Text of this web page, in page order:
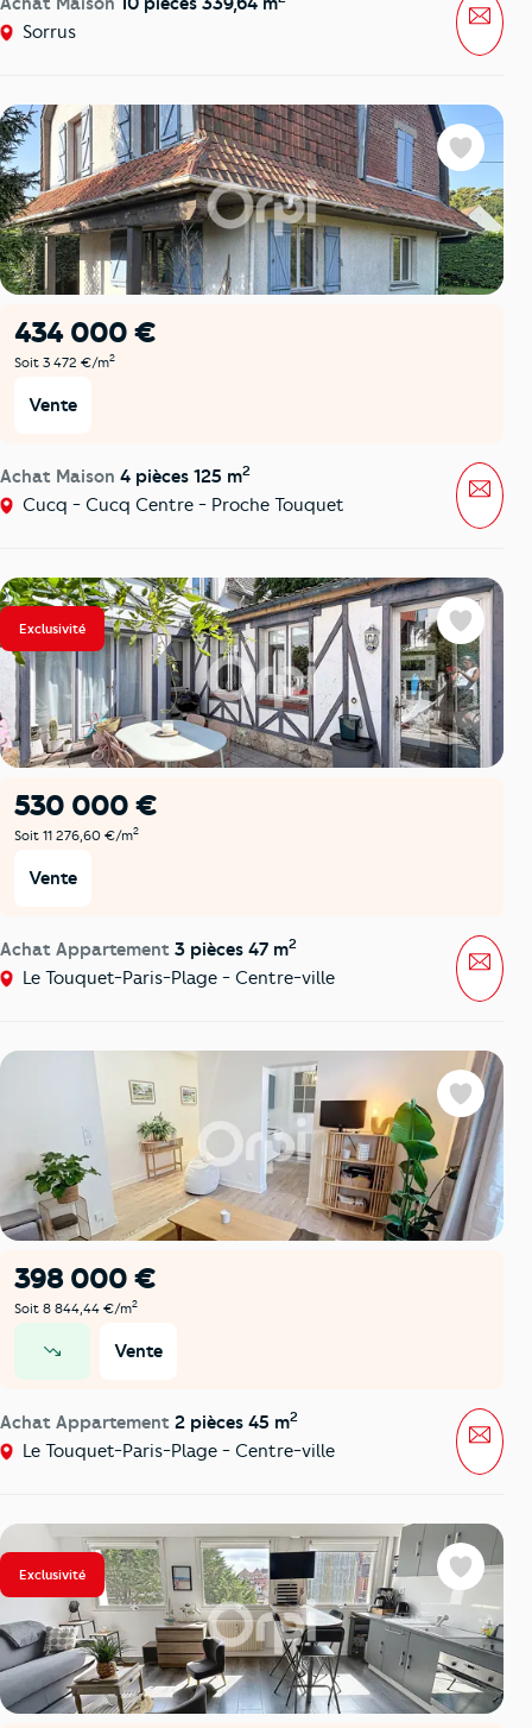
Sorrus
434 000 €
Soit 3 472 €/m2
Vente
Achat Maison 4 pièces 125 m2
Cucq - Cucq Centre - Proche Touquet
Favoris
Exclusivité
530 000 €
Soit 11 276,60 €/m2
Vente
Achat Appartement 3 pièces 47 m2
Le Touquet-Paris-Plage - Centre-ville
Favoris
398 000 €
Soit 8 844,44 €/m2
Vente
Achat Appartement 2 pièces 45 m2
Le Touquet-Paris-Plage - Centre-ville
Favoris
Exclusivité Favoris